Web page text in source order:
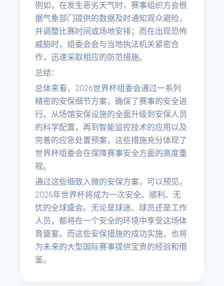
例如，在发生恶劣天气时，赛事组织方会根
据气象部门提供的数据及时通知观众避险，
并调整比赛时间或场地安排；而在出现恐怖
威胁时，组委会会与当地执法机关紧密合
作，迅速采取相应的防范措施。
总结：
总体来看，2026世界杯组委会通过一系列
精密的安保细节方案，确保了赛事的安全进
行。从场馆安保设施的全面升级到安保人员
的科学配置，再到智能监控技术的应用以及
完善的应急处置预案，这些措施充分体现了
世界杯组委会在保障赛事安全方面的高度重
视。
通过这些细致入微的安保方案，可以预见，
2026年世界杯将成为一次安全、顺利、无
忧的全球盛会。无论是球迷、球员还是工作
人员，都将在一个安全的环境中享受这场体
育盛宴。而这些安保措施的成功实施，也将
为未来的大型国际赛事提供宝贵的经验和借
鉴。